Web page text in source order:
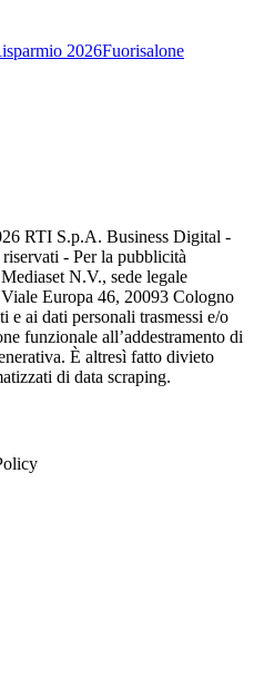
2026Fuorisalone
RTI S.p.A. Business Digital -
- Per la pubblicità
N.V., sede legale
Europa 46, 20093 Cologno
e ai dati personali trasmessi e/o
funzionale all’addestramento di
È altresì fatto divieto
di data scraping.